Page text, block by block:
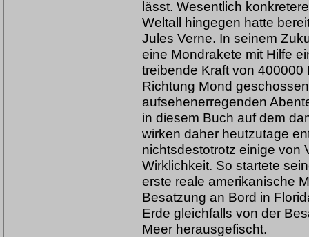
lässt. Wesentlich
Weltall hingegen hatte
Jules Verne. In seinem
eine Mondrakete mit Hilfe
treibende Kraft von
Richtung Mond
aufsehenerregenden
in diesem Buch auf dem
wirken daher heutzutage
nichtsdestotrotz einige von
Wirklichkeit. So startete
erste reale amerikanische
Besatzung an Bord in
Erde gleichfalls von der
Meer herausgefischt.